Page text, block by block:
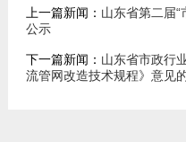
上一篇新闻： 山东省第二届
公示
下一篇新闻： 山东省市政行
流管网改造技术规程》意见